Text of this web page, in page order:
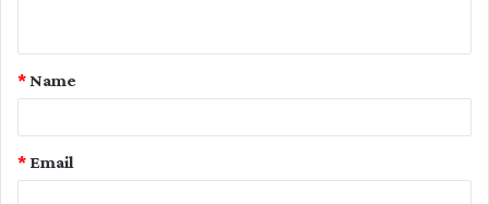
t
Name
*
Email
*